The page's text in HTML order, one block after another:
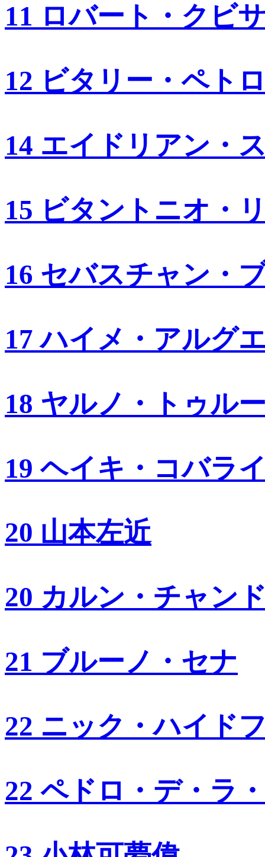
11 ロバート・クビ
12 ビタリー・ペト
14 エイドリアン・
15 ビタントニオ・
16 セバスチャン・
17 ハイメ・アルグ
18 ヤルノ・トゥル
19 ヘイキ・コバラ
20 山本左近
20 カルン・チャン
21 ブルーノ・セナ
22 ニック・ハイド
22 ペドロ・デ・ラ